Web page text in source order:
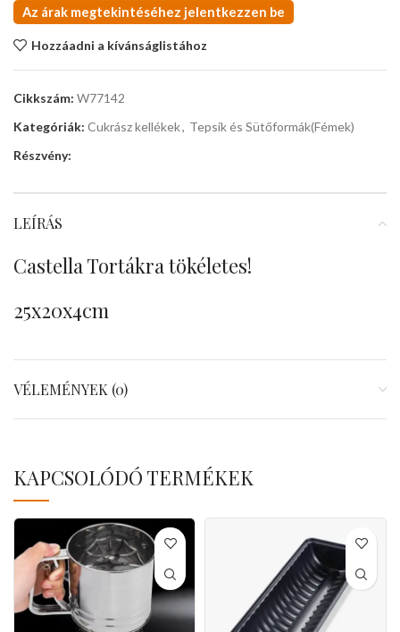
Az árak megtekintéséhez jelentkezzen be
Hozzáadni a kívánságlistához
Cikkszám: W77142
Kategóriák: Cukrász kellékek, Tepsik és Sütőformák(Fémek)
Részvény:
LEÍRÁS
Castella Tortákra tökéletes!
25x20x4cm
VÉLEMÉNYEK (0)
KAPCSOLÓDÓ TERMÉKEK